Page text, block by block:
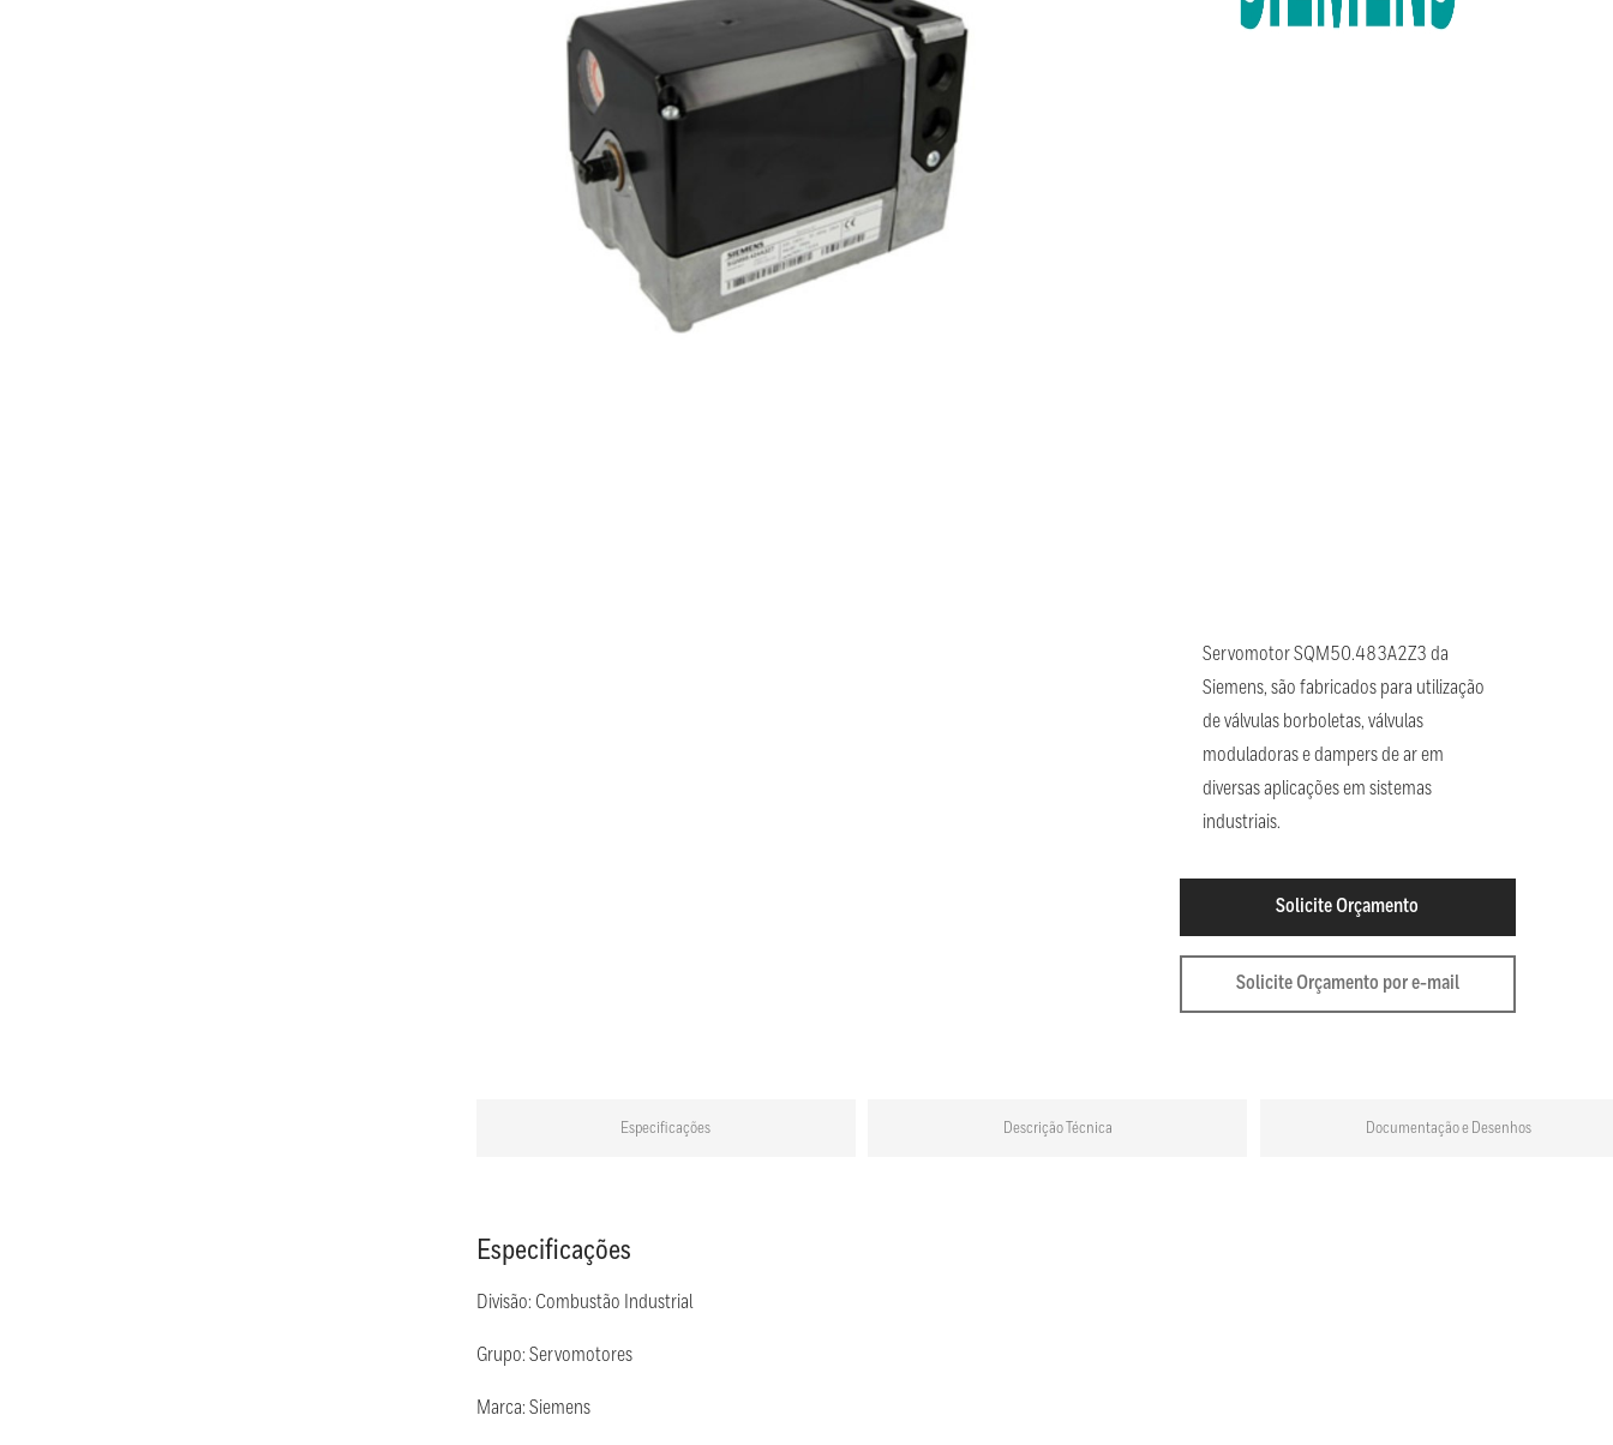
Servomotor SQM50.483A2Z3 da
Siemens, são fabricados para utilização
de válvulas borboletas, válvulas
moduladoras e dampers de ar em
diversas aplicações em sistemas
industriais.
Solicite Orçamento
Solicite Orçamento por e-mail
Especificações Descrição Técnica Documentação e Desenhos
Especificações
Divisão: Combustão Industrial
Grupo: Servomotores
Marca: Siemens